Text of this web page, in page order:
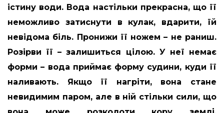
істину води. Вода настільки прекрасна, що її
неможливо затиснути в кулак, вдарити, їй
невідома біль. Пронижи її ножем – не раниш.
Розірви її – залишиться цілою. У неї немає
форми – вода приймає форму судини, куди її
наливають. Якщо її нагріти, вона стане
невидимим паром, але в ній стільки сили, що